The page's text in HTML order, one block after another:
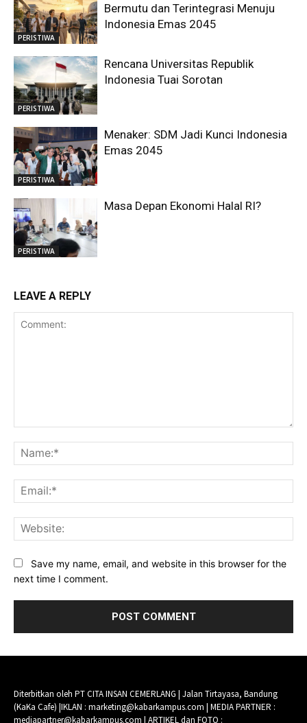
PERISTIWA
Bermutu dan Terintegrasi Menuju
Indonesia Emas 2045
PERISTIWA
Rencana Universitas Republik
Indonesia Tuai Sorotan
PERISTIWA
Menaker: SDM Jadi Kunci Indonesia
Emas 2045
PERISTIWA
Masa Depan Ekonomi Halal RI?
LEAVE A REPLY
Save my name, email, and website in this browser for the
next time I comment.
Diterbitkan oleh PT CITA INSAN CEMERLANG | Jalan Tirtayasa, Bandung
(KaKa Cafe) |IKLAN : marketing@kabarkampus.com | MEDIA PARTNER :
mediapartner@kabarkampus.com | ARTIKEL dan FOTO :